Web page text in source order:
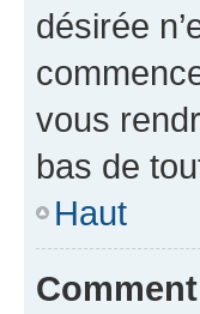
désirée
vous
bas de
Haut